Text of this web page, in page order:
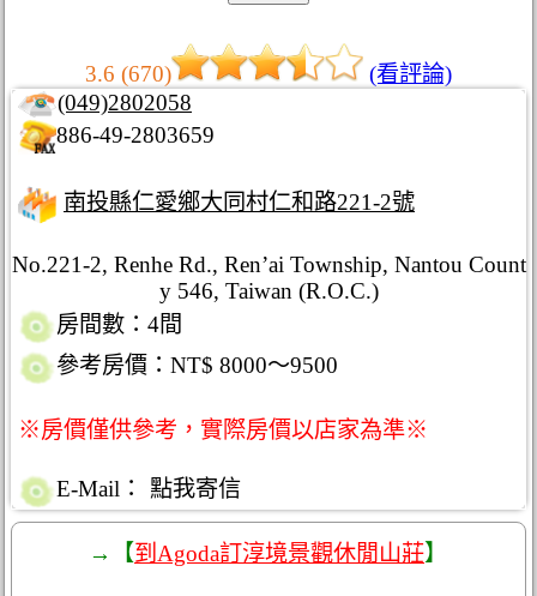
3.6 (670)
(看評論)
(049)2802058
886-49-2803659
南投縣仁愛鄉大同村仁和路221-2號
No.221-2, Renhe Rd., Ren’ai Township, Nantou Count
y 546, Taiwan (R.O.C.)
房間數：4間
參考房價：NT$ 8000～9500
※房價僅供參考，實際房價以店家為準※
E-Mail： 點我寄信
→【到Agoda訂淳境景觀休閒山莊】